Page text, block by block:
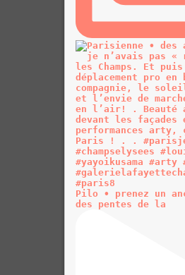
Pilo • prenez un
des pentes de la